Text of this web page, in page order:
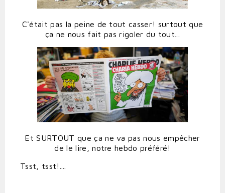
C'était pas la peine de tout casser! surtout que
ça ne nous fait pas rigoler du tout...
Et SURTOUT que ça ne va pas nous empêcher
de le lire, notre hebdo préféré!
Tsst, tsst!....